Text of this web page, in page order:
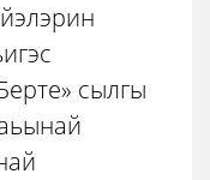
сылгы